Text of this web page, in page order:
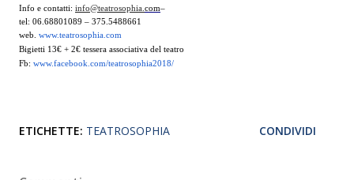
Info e contatti: info@teatrosophia. com–
tel: 06.68801089 – 375.5488661
web. www.teatrosophia.com
Bigietti 13€ + 2€ tessera associativa del teatro
Fb: www.facebook.com/teatrosophia2018/
ETICHETTE: TEATROSOPHIA CONDIVIDI